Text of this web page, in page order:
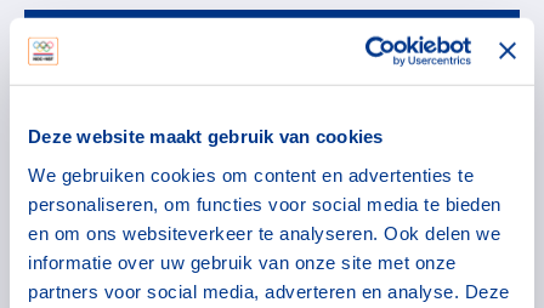
Deze website maakt gebruik van cookies
We gebruiken cookies om content en advertenties te
personaliseren, om functies voor social media te bieden
en om ons websiteverkeer te analyseren. Ook delen we
informatie over uw gebruik van onze site met onze
partners voor social media, adverteren en analyse. Deze
Tom Lucas
Teamleider TeamNL Athlete Services